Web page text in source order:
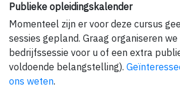
Publieke opleidingskalender
Momenteel zijn er voor deze cursus
sessies gepland. Graag organiseren we
bedrijfssessie voor u of een extra
voldoende belangstelling).
ons weten.